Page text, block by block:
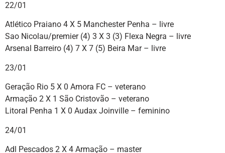
22/01
Atlético Praiano 4 X 5 Manchester Penha – livre
Sao Nicolau/premier (4) 3 X 3 (3) Flexa Negra – livre
Arsenal Barreiro (4) 7 X 7 (5) Beira Mar – livre
23/01
Geração Rio 5 X 0 Amora FC – veterano
Armação 2 X 1 São Cristovão – veterano
Litoral Penha 1 X 0 Audax Joinville – feminino
24/01
Adl Pescados 2 X 4 Armação – master